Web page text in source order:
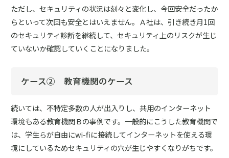
ただし、セキュリティの状況は刻々と変化し、今回安全だったか
らといって次回も安全とはいえません。Ａ社は、引き続き月1回
のセキュリティ診断を継続して、セキュリティ上のリスクが生じ
ていないか確認していくことになりました。
ケース② 教育機関のケース
続いては、不特定多数の人が出入りし、共用のインターネット
環境もある教育機関Ｂの事例です。一般的にこうした教育機関で
は、学生らが自由にwi-fiに接続してインターネットを使える環
境にしているためセキュリティの穴が生じやすくなりがちです。